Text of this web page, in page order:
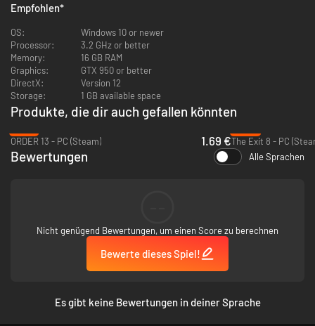
Empfohlen*
OS:
Windows 10 or newer
Processor:
3.2 GHz or better
Memory:
16 GB RAM
Graphics:
GTX 950 or better
DirectX:
Version 12
Storage:
1 GB available space
Produkte, die dir auch gefallen könnten
ORDER 13 - PC (Steam)
1.69 €The Exit 8 - PC
Bewertungen Alle Sprachen
Nicht genügend Bewertungen, um einen Score zu berechnen
Bewerte dieses Spiel!
Es gibt keine Bewertungen in deiner Sprache